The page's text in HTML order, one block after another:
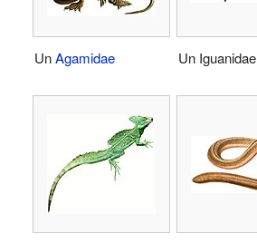
UnAgamidae Un Iguanidae